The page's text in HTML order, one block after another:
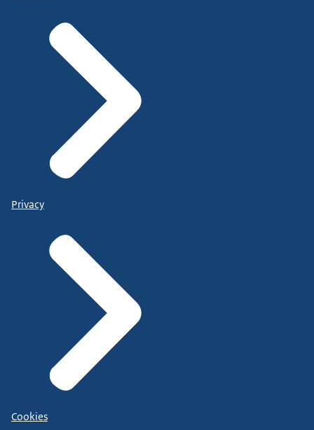
Privacy
Cookies